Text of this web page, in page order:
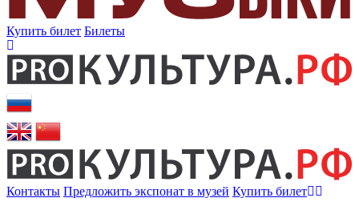
Купить билет Билеты
Контакты Предложить экспонат в музей Купить билет